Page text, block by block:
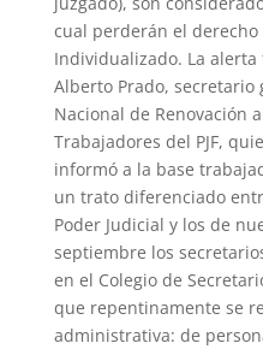
cual perderán el derecho
Individualizado. La alerta
Alberto Prado, secretario
Nacional de Renovación
Trabajadores del PJF,
informó a la base
un trato diferenciado
Poder Judicial y los de
septiembre los
en el Colegio de
que repentinamente se
administrativa: de